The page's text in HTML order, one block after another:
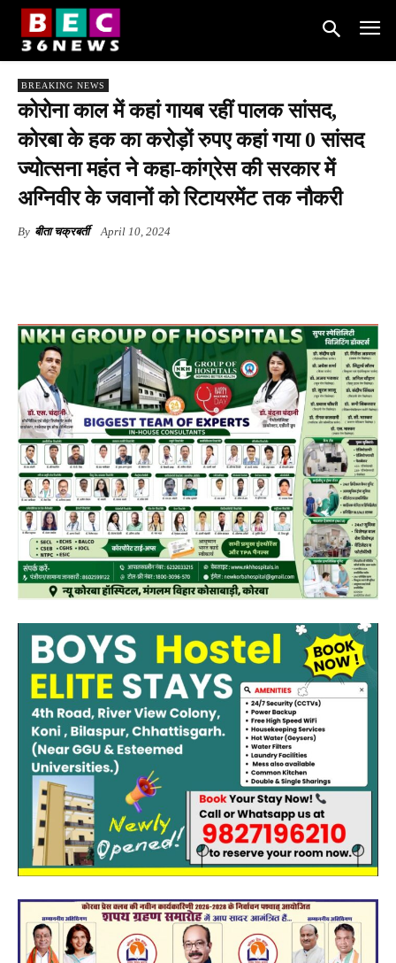
BREAKING NEWS
कोरोना काल में कहां गायब रहीं पालक सांसद,
कोरबा के हक का करोड़ों रुपए कहां गया 0 सांसद
ज्योत्सना महंत ने कहा-कांग्रेस की सरकार में
अग्निवीर के जवानों को रिटायरमेंट तक नौकरी
By बीता चक्रबर्ती April 10, 2024